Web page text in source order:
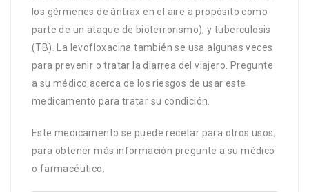
los gérmenes de ántrax en el aire a propósito como
parte de un ataque de bioterrorismo), y tuberculosis
(TB). La levofloxacina también se usa algunas veces
para prevenir o tratar la diarrea del viajero. Pregunte
a su médico acerca de los riesgos de usar este
medicamento para tratar su condición.
Este medicamento se puede recetar para otros usos;
para obtener más información pregunte a su médico
o farmacéutico.